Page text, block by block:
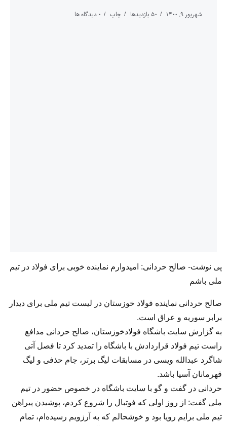
شهریور ۹, ۱۴۰۰ 50 بازدیدها چاپ 0 دیدگاه ها
پی نوشت- صالح حردانی: امیدوارم نماینده خوبی برای فولاد در تیم
ملی باشم
صالح حردانی نماینده فولاد خوزستان در لیست تیم ملی برای دیدار
برابر سوریه و عراق است.
به گزارش سایت باشگاه فولادخوزستان، صالح حردانی مدافع
راست تیم فولاد قراردادش با باشگاه را تمدید کرد تا فصل آتی
شاگرد عبدالله ویسی در مسابقات لیگ برتر، جام حذفی و لیگ
قهرمانان آسیا باشد.
حردانی در گفت و گو با سایت باشگاه در خصوص حضور در تیم
ملی گفت: از روز اولی که فوتبال را شروع کردم، پوشیدن پیراهن
تیم ملی برایم رویا بود و خوشحالم که به آرزویم رسیده‌ام، تمام